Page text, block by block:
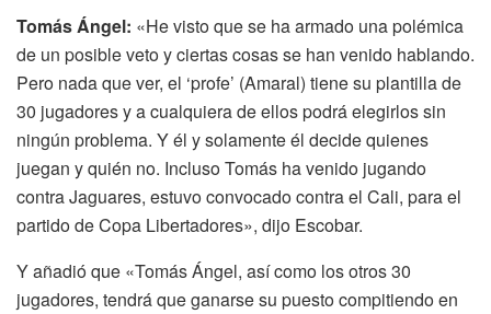
Tomás Ángel: «He visto que se ha armado una polémica
de un posible veto y ciertas cosas se han venido hablando.
Pero nada que ver, el ‘profe’ (Amaral) tiene su plantilla de
30 jugadores y a cualquiera de ellos podrá elegirlos sin
ningún problema. Y él y solamente él decide quienes
juegan y quién no. Incluso Tomás ha venido jugando
contra Jaguares, estuvo convocado contra el Cali, para el
partido de Copa Libertadores», dijo Escobar.
Y añadió que «Tomás Ángel, así como los otros 30
jugadores, tendrá que ganarse su puesto compitiendo en